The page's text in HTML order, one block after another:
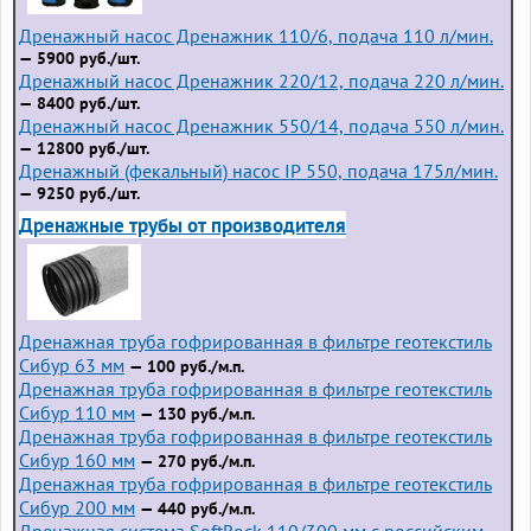
Дренажный насос Дренажник 110/6, подача 110 л/мин.
— 5900 руб./шт.
Дренажный насос Дренажник 220/12, подача 220 л/мин.
— 8400 руб./шт.
Дренажный насос Дренажник 550/14, подача 550 л/мин.
— 12800 руб./шт.
Дренажный (фекальный) насос IP 550, подача 175л/мин.
— 9250 руб./шт.
Дренажные трубы от производителя
Дренажная труба гофрированная в фильтре геотекстиль
Сибур 63 мм — 100 руб./м.п.
Дренажная труба гофрированная в фильтре геотекстиль
Сибур 110 мм — 130 руб./м.п.
Дренажная труба гофрированная в фильтре геотекстиль
Сибур 160 мм — 270 руб./м.п.
Дренажная труба гофрированная в фильтре геотекстиль
Сибур 200 мм — 440 руб./м.п.